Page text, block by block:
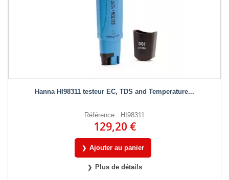
Hanna HI98311 testeur EC, TDS and Temperature...
Référence : HI98311
129,20 €
Ajouter au panier
Plus de détails